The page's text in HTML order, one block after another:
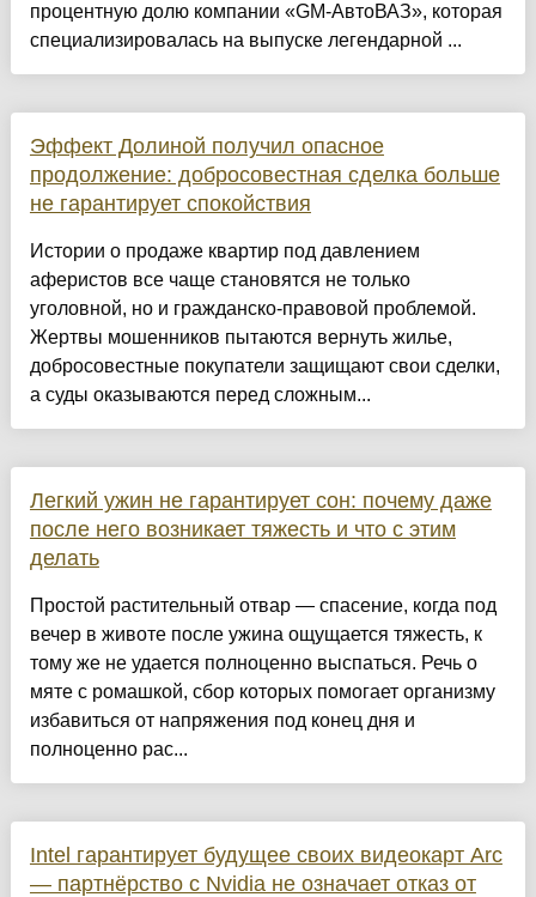
процентную долю компании «GM-АвтоВАЗ», которая
специализировалась на выпуске легендарной ...
Эффект Долиной получил опасное
продолжение: добросовестная сделка больше
не гарантирует спокойствия
Истории о продаже квартир под давлением
аферистов все чаще становятся не только
уголовной, но и гражданско-правовой проблемой.
Жертвы мошенников пытаются вернуть жилье,
добросовестные покупатели защищают свои сделки,
а суды оказываются перед сложным...
Легкий ужин не гарантирует сон: почему даже
после него возникает тяжесть и что с этим
делать
Простой растительный отвар — спасение, когда под
вечер в животе после ужина ощущается тяжесть, к
тому же не удается полноценно выспаться. Речь о
мяте с ромашкой, сбор которых помогает организму
избавиться от напряжения под конец дня и
полноценно рас...
Intel гарантирует будущее своих видеокарт Arc
— партнёрство с Nvidia не означает отказ от